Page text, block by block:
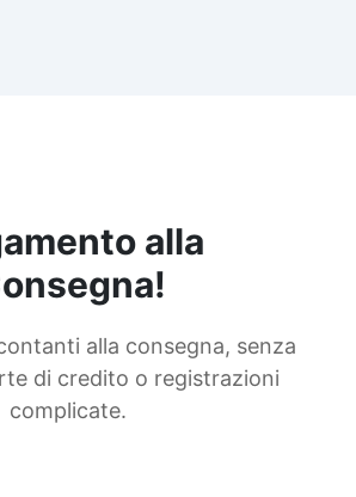
alla
alla consegna, senza
di credito o registrazioni
complicate.